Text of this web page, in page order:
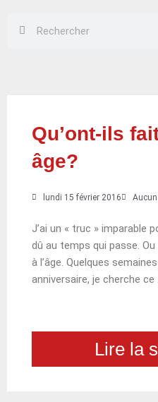
Qu’ont-ils
âge?
lundi 15 février 2016
J’ai un « truc » imparable
dû au temps qui passe.
à l’âge. Quelques
anniversaire, je cherche ce
Lire la